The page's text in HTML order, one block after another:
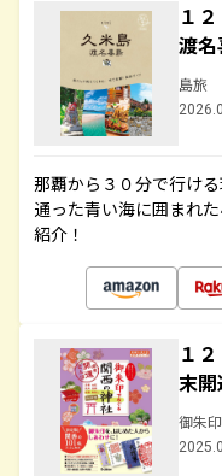
１
渡
島旅
那覇から３０分で行け
通った青い海に囲まれ
紹介！
１
末
御朱印